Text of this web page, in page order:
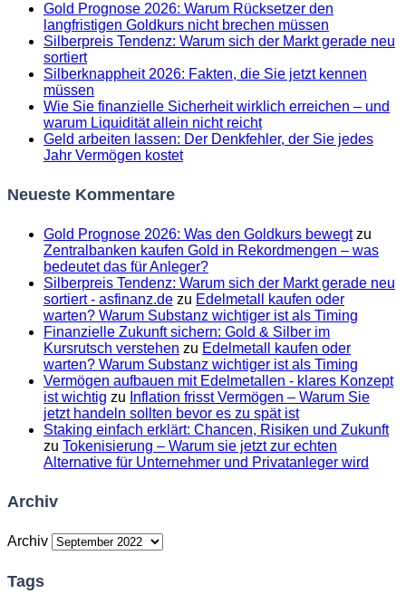
Gold Prognose 2026: Warum Rücksetzer den
langfristigen Goldkurs nicht brechen müssen
Silberpreis Tendenz: Warum sich der Markt gerade neu
sortiert
Silberknappheit 2026: Fakten, die Sie jetzt kennen
müssen
Wie Sie finanzielle Sicherheit wirklich erreichen – und
warum Liquidität allein nicht reicht
Geld arbeiten lassen: Der Denkfehler, der Sie jedes
Jahr Vermögen kostet
Neueste Kommentare
Gold Prognose 2026: Was den Goldkurs bewegtzu
Zentralbanken kaufen Gold in Rekordmengen – was
bedeutet das für Anleger?
Silberpreis Tendenz: Warum sich der Markt gerade neu
sortiert - asfinanz.de zu Edelmetall kaufen oder
warten? Warum Substanz wichtiger ist als Timing
Finanzielle Zukunft sichern: Gold & Silber im
Kursrutsch verstehen zu Edelmetall kaufen oder
warten? Warum Substanz wichtiger ist als Timing
Vermögen aufbauen mit Edelmetallen - klares Konzept
ist wichtig zu Inflation frisst Vermögen – Warum Sie
jetzt handeln sollten bevor es zu spät ist
Staking einfach erklärt: Chancen, Risiken und Zukunft
zu Tokenisierung – Warum sie jetzt zur echten
Alternative für Unternehmer und Privatanleger wird
Archiv
Archiv
Tags